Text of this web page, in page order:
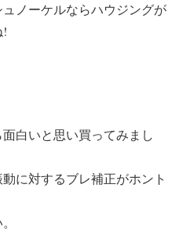
ノーケルならハウジングが
!
白いと思い買ってみまし
に対するブレ補正がホント